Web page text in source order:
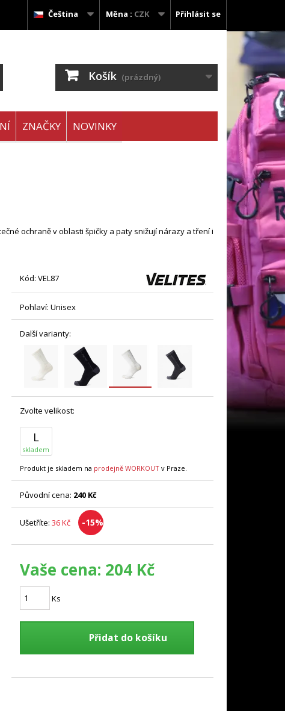
Přihlásit se
Měna : CZK
Čeština
Košík (prázdný)
ZNAČKY NOVINKY
ochraně v oblasti špičky a paty snižují nárazy a tření i
Kód: VEL87
Pohlaví: Unisex
Další varianty:
Zvolte velikost:
L
skladem
Produkt je skladem na prodejně WORKOUTv Praze.
Původní cena: 240 Kč
Ušetříte: 36 Kč -15%
Vaše cena: 204 Kč
Ks
Přidat do košíku